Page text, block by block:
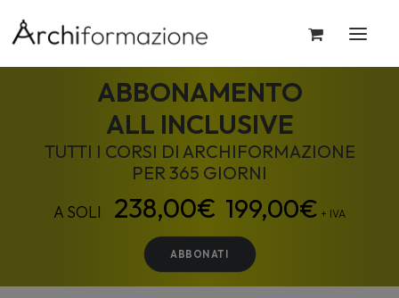
ABBONAMENTO
ALL INCLUSIVE
TUTTI I CORSI DI ARCHIFORMAZIONE
PER 365 GIORNI
199,00€ + IVA
ABBONATI